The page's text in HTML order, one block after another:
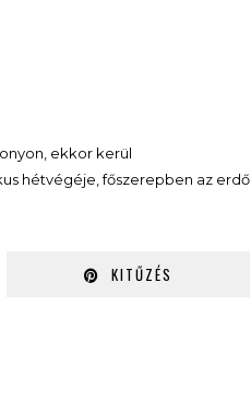
ekkor kerül
hétvégéje, főszerepben az erdő
KITŰZÉS